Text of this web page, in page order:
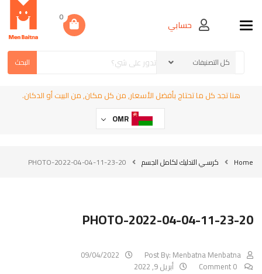
Toggle navigationحسابي
0
البحث
هنا تجد كل ما تحتاج بأفضل الأسعار, من كل مكان, من البيت أو الدكان.
OMR
Home كرسـي التدليك لكامل الجسم PHOTO-2022-04-04-11-23-20
PHOTO-2022-04-04-11-23-20
Post By: Menbatna Menbatna
09/04/2022
أبريل 9, 2022